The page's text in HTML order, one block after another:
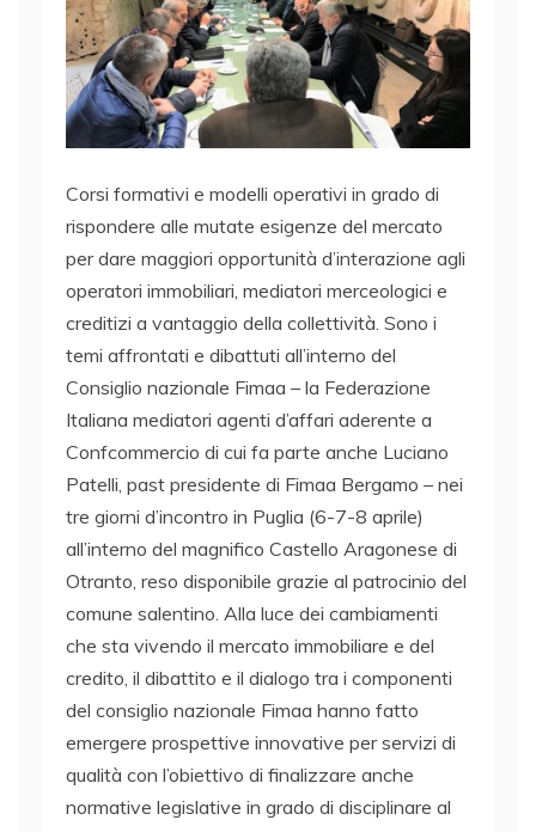
Corsi formativi e modelli operativi in grado di
rispondere alle mutate esigenze del mercato
per dare maggiori opportunità d’interazione agli
operatori immobiliari, mediatori merceologici e
creditizi a vantaggio della collettività. Sono i
temi affrontati e dibattuti all’interno del
Consiglio nazionale Fimaa – la Federazione
Italiana mediatori agenti d’affari aderente a
Confcommercio di cui fa parte anche Luciano
Patelli, past presidente di Fimaa Bergamo – nei
tre giorni d’incontro in Puglia (6-7-8 aprile)
all’interno del magnifico Castello Aragonese di
Otranto, reso disponibile grazie al patrocinio del
comune salentino. Alla luce dei cambiamenti
che sta vivendo il mercato immobiliare e del
credito, il dibattito e il dialogo tra i componenti
del consiglio nazionale Fimaa hanno fatto
emergere prospettive innovative per servizi di
qualità con l’obiettivo di finalizzare anche
normative legislative in grado di disciplinare al